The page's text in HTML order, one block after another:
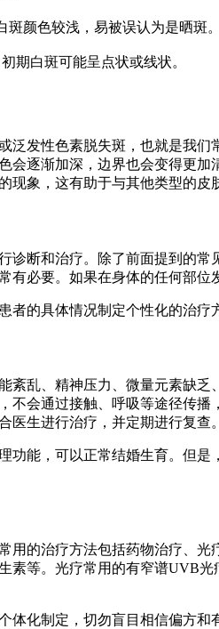
颜色较浅，易被误认为是晒斑。
期白斑可能呈点状或线状。
发性色素脱失斑，也就是我
逐渐加深，边界也会变得更
象，这有助于与其他类型的皮
诊断和治疗。除了前面提到的
必要。如果在身体的任何部位
的具体情况制定个性化的治
乱、精神压力、微量元素缺
会通过接触、呼吸等途径传
医生进行治疗，并定期进行复查。
能，可以正常结婚生育。但
的治疗方法包括药物治疗、
等。光疗常用的有窄谱UVB
化制定，切勿盲目相信偏方